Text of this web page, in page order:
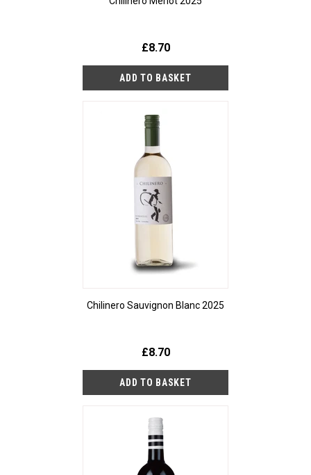
£8.70
Chilinero Sauvignon Blanc 2025
£8.70